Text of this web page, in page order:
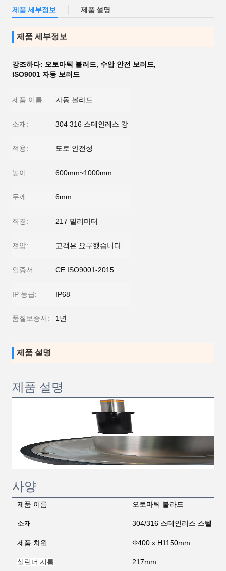
제품 세부정보 제품 설명
제품 세부정보
강조하다: 오토마틱 볼러드, 수압 안전 보러드,
ISO9001 자동 보러드
제품 이름: 자동 볼라드
소재: 304 316 스테인레스 강
적용: 도로 안전성
높이: 600mm~1000mm
두께: 6mm
직경: 217 밀리미터
전압: 고객은 요구했습니다
인증서: CE ISO9001-2015
IP 등급: IP68
품질보증서: 1년
제품 설명
제품 설명
사양
제품 이름 오토마틱 볼라드
소재 304/316 스테인리스 스텔
제품 차원 Φ400 x H1150mm
실린더 지름 217mm